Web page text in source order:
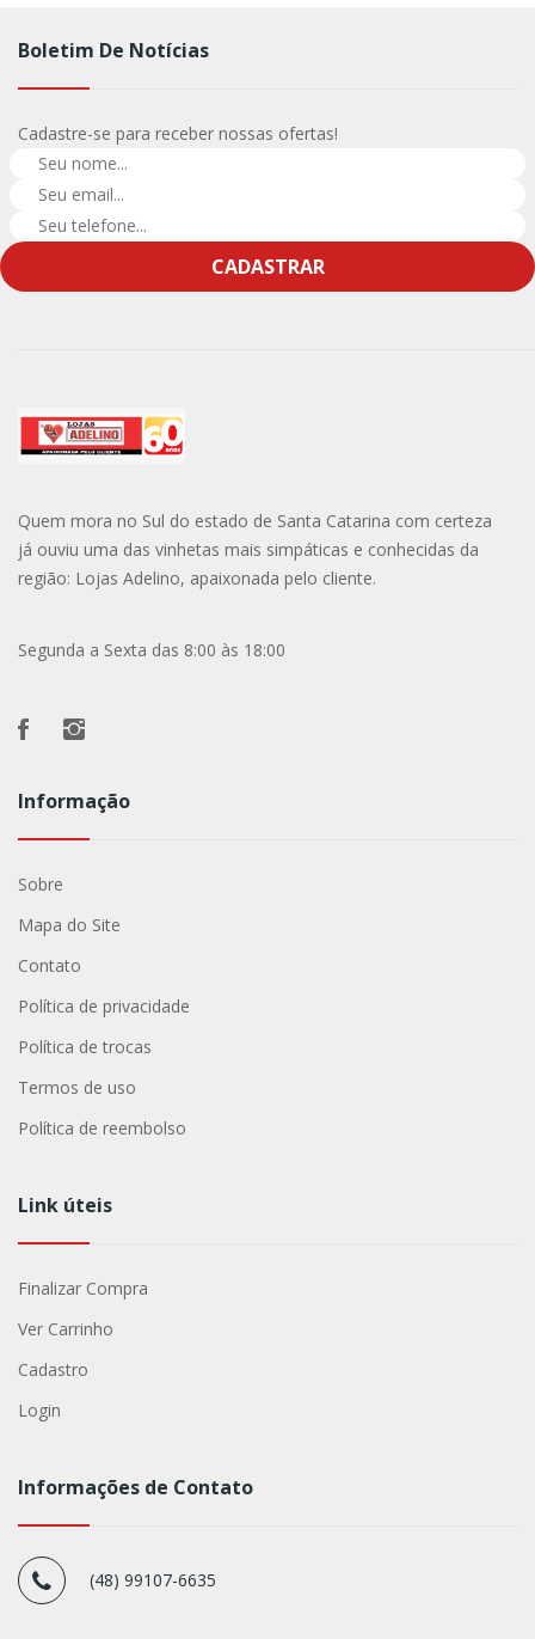
Boletim De Notícias
Cadastre-se para receber nossas ofertas!
CADASTRAR
Quem mora no Sul do estado de Santa Catarina com certeza
já ouviu uma das vinhetas mais simpáticas e conhecidas da
região: Lojas Adelino, apaixonada pelo cliente.
Segunda a Sexta das 8:00 às 18:00
Informação
Sobre
Mapa do Site
Contato
Política de privacidade
Política de trocas
Termos de uso
Política de reembolso
Link úteis
Finalizar Compra
Ver Carrinho
Cadastro
Login
Informações de Contato
(48) 99107-6635